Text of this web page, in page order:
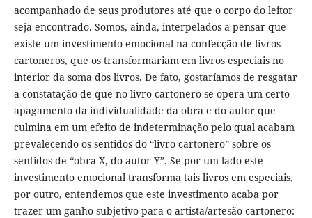
acompanhado de seus produtores até que o corpo do leitor
seja encontrado. Somos, ainda, interpelados a pensar que
existe um investimento emocional na confecção de livros
cartoneros, que os transformariam em livros especiais no
interior da soma dos livros. De fato, gostaríamos de resgatar
a constatação de que no livro cartonero se opera um certo
apagamento da individualidade da obra e do autor que
culmina em um efeito de indeterminação pelo qual acabam
prevalecendo os sentidos do “livro cartonero” sobre os
sentidos de “obra X, do autor Y”. Se por um lado este
investimento emocional transforma tais livros em especiais,
por outro, entendemos que este investimento acaba por
trazer um ganho subjetivo para o artista/artesão cartonero: